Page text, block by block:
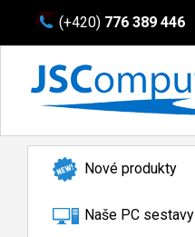
(+420) 776 389 446
Nové produkty
Naše PC sestavy